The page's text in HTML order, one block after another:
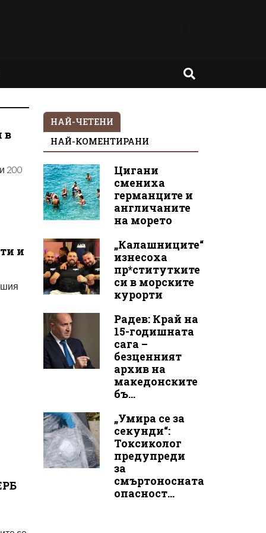
в
200
и
НАЙ-ЧЕТЕНИ
НАЙ-КОМЕНТИРАНИ
Цигани
смениха
германците и
англичаните
на морето
„Калашниците“
изнесоха
пр*ститутките
си в морските
курорти
Радев: Край на
15-годишната
сага –
безценният
архив на
македонските
бъ...
„Умира се за
секунди“:
Токсиколог
предупреди
за
смъртоносната
опасност...